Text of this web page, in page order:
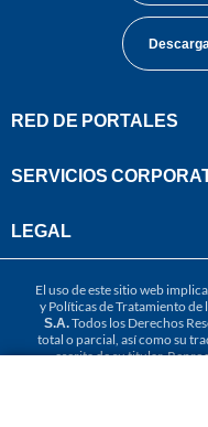
RED DE PORTALES
SERVICIOS
LEGAL
El uso de este sitio web
y Políticas de Tratamiento
S.A.Todos los Derechos
total o parcial, así como su
escrita de su titular.